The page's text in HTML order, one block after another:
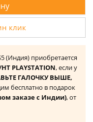
клик
(Индия) приобретается
PLAYSTATION, если у
ГАЛОЧКУ ВЫШЕ,
бесплатно в подарок
заказе с Индии), от